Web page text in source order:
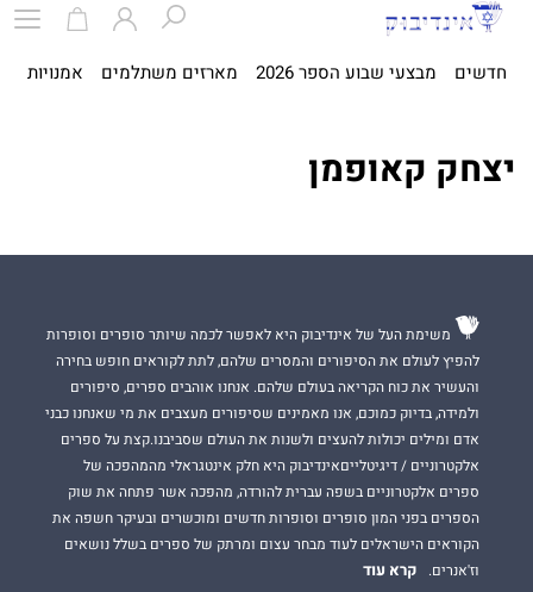
חדשים מבצעי שבוע הספר 2026 מארזים משתלמים אמנויות
יצחק קאופמן
משימת העל של אינדיבוק היא לאפשר לכמה שיותר סופרים וסופרות
להפיץ לעולם את הסיפורים והמסרים שלהם, לתת לקוראים חופש בחירה
והעשיר את כוח הקריאה בעולם שלהם. אנחנו אוהבים ספרים, סיפורים
ולמידה, בדיוק כמוכם, אנו מאמינים שסיפורים מעצבים את מי שאנחנו כבני
אדם ומילים יכולות להעצים ולשנות את העולם שסביבנו.קצת על ספרים
אלקטרוניים / דיגיטלייםאינדיבוק היא חלק אינטגראלי מהמהפכה של
ספרים אלקטרוניים בשפה עברית להורדה, מהפכה אשר פתחה את שוק
הספרים בפני המון סופרים וסופרות חדשים ומוכשרים ובעיקר חשפה את
הקוראים הישראלים לעוד מבחר עצום ומרתק של ספרים בשלל נושאים
וז'אנרים.
קרא עוד